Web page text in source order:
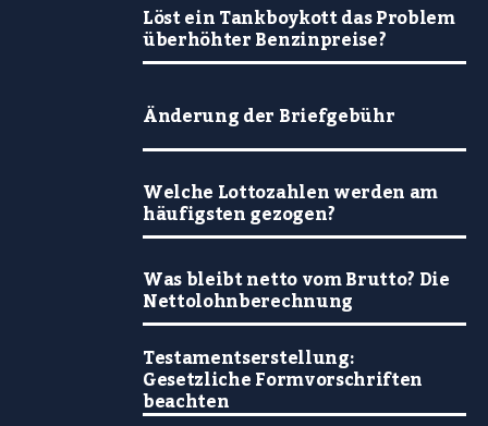
Löst ein Tankboykott das Problem
überhöhter Benzinpreise?
Änderung der Briefgebühr
Welche Lottozahlen werden am
häufigsten gezogen?
Was bleibt netto vom Brutto? Die
Nettolohnberechnung
Testamentserstellung:
Gesetzliche Formvorschriften
beachten